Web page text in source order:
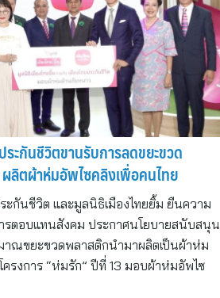
ระกันชีวิตขานรับการลดขยะขวด
ลิตผ้าห่มอัพไซคลิงเพื่อคนไทย
ะกันชีวิต และมูลนิธิเมืองไทยยิ้ม ยืนความ
รตอบแทนสังคม ประกาศนโยบายสนับสนุน
าณขยะขวดพลาสติกนำมาผลิตเป็นผ้าห่ม
ครงการ “ห่มรัก” ปีที่ 13 มอบผ้าห่มอัพไซ